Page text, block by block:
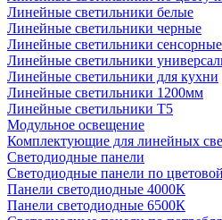
Линейные светильники белые
Линейные светильники черные
Линейные светильники сенсорные
Линейные светильники
Линейные светильники для кухни
Линейные светильники 1200мм
Линейные светильники Т5
Модульное освещение
Комплектующие для линейных
Светодиодные панели
Светодиодные панели по
Панели светодиодные 4000К
Панели светодиодные 6500К